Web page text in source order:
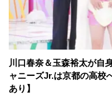
川口春奈＆玉森裕太が自
ャニーズJr.は京都の高校
あり】